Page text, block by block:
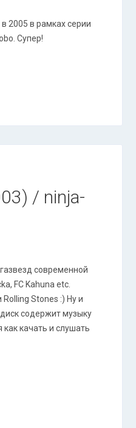
2005 в рамках серии
Супер!
/ ninja-
современной
FC Kahuna etc.
Stones :) Ну и
диск содержит музыку
качать и слушать